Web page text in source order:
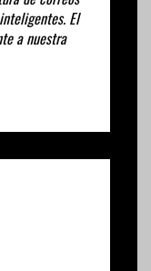
El
a nuestra